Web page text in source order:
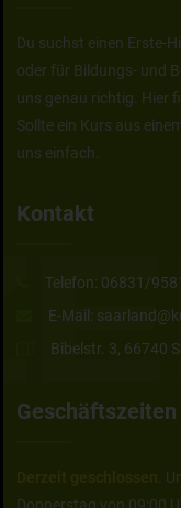
Du suchst einen Erste-
oder für Bildungs- und
uns genau richtig. Hier
Sollte ein Kurs aus
uns einfach.
Kontakt
Telefon: 06831/
E-Mail:
Bibelstr. 3, 66740
Geschäftszeiten
.